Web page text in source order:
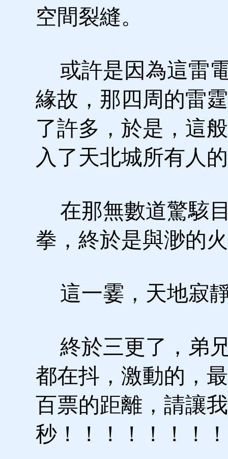
空間裂縫。
或許是因為這雷
緣故，那四周的雷
了許多，於是，這
入了天北城所有人
在那無數道驚駭
拳，終於是與渺的
這一霎，天地寂
終於三更了，弟
都在抖，激動的，
百票的距離，請讓
秒！！！！！！！